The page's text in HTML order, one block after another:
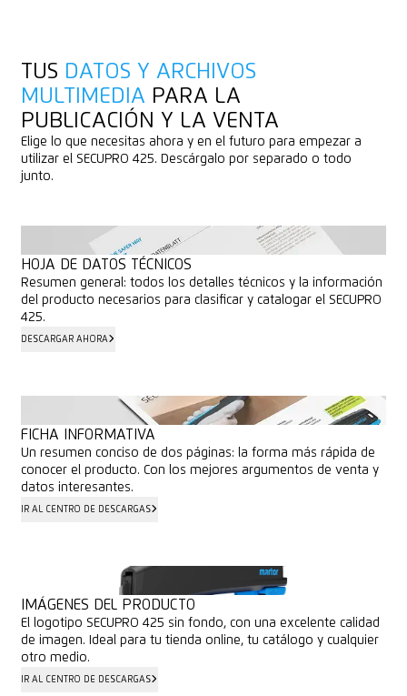
TUS DATOS Y ARCHIVOS
MULTIMEDIA PARA LA
PUBLICACIÓN Y LA VENTA
Elige lo que necesitas ahora y en el futuro para empezar a
utilizar el SECUPRO 425. Descárgalo por separado o todo
junto.
TODOS LOS ARCHIVOS MULTIMEDIA Y DATOS
HOJA DE DATOS TÉCNICOS
Resumen general: todos los detalles técnicos y la información
del producto necesarios para clasificar y catalogar el SECUPRO
425.
DESCARGAR AHORA
FICHA INFORMATIVA
Un resumen conciso de dos páginas: la forma más rápida de
conocer el producto. Con los mejores argumentos de venta y
datos interesantes.
IR AL CENTRO DE DESCARGAS
IMÁGENES DEL PRODUCTO
El logotipo SECUPRO 425 sin fondo, con una excelente calidad
de imagen. Ideal para tu tienda online, tu catálogo y cualquier
otro medio.
IR AL CENTRO DE DESCARGAS